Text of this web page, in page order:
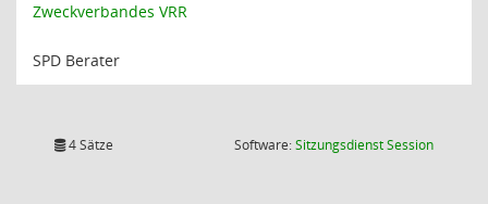
Zweckverbandes VRR
SPD Berater
4 Sätze Software:SitzungsdienstSession(Wird in